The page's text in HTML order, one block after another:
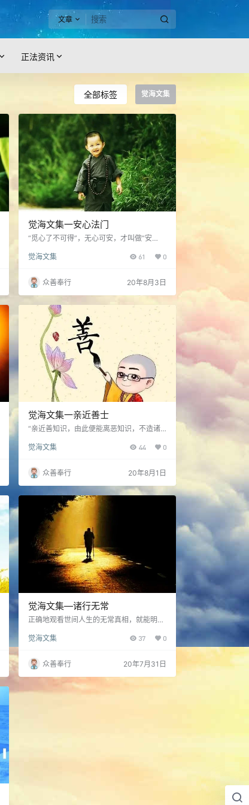
文章
正法资讯
全部标签 觉海文集
觉海文集一安心法门
“觅心了不可得”，无心可安，才叫做“安
入道的方法了……
觉海文集 61 0
众善奉行 20年8月3日
觉海文集一亲近善士
“亲近善知识，由此便能离恶知识，不造诸
相。”所以，修行人应该亲近、尊敬、供养
觉海文集 44 0
众善奉行 20年8月1日
觉海文集—诸行无常
正确地观看世间人生的无常真相，就能明白
一切，它一直都在改变，渐渐的我们就会放
觉海文集 37 0
众善奉行 20年7月31日